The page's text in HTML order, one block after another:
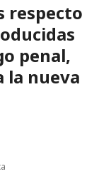
respecto
penal,
la nueva